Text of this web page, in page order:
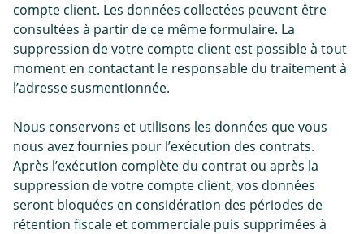
compte client. Les données collectées peuvent être
consultées à partir de ce même formulaire. La
suppression de votre compte client est possible à tout
moment en contactant le responsable du traitement à
l’adresse susmentionnée.
Nous conservons et utilisons les données que vous
nous avez fournies pour l’exécution des contrats.
Après l’exécution complète du contrat ou après la
suppression de votre compte client, vos données
seront bloquées en considération des périodes de
rétention fiscale et commerciale puis supprimées à